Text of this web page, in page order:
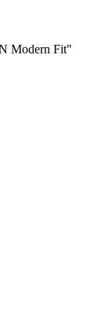
Modern Fit"